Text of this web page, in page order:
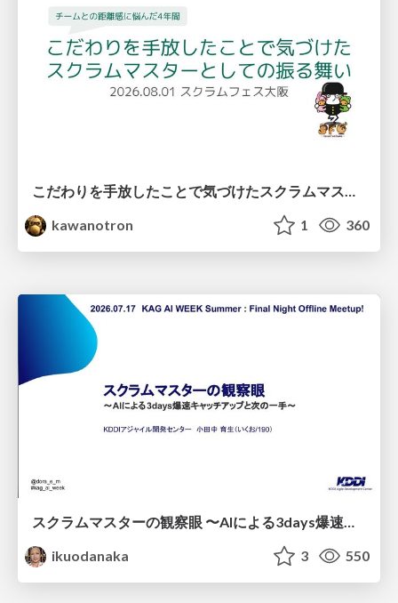
こだわりを手放したことで気づけたスクラムマスターとしての振る舞い
kawanotron
1 360
スクラムマスターの観察眼 〜AIによる3days爆速キャッチアップと次の一手〜/The Scrum Master's Insight: Lightning-Fast 3-Day Catch-Up with AI and the Next Move
ikuodanaka
3 550